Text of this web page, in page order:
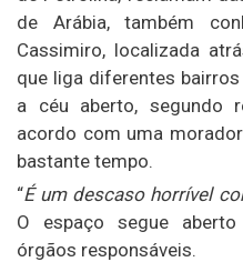
de Arábia, também
Cassimiro, localizada
que liga diferentes
a céu aberto, segundo
acordo com uma
bastante tempo.
“É um descaso horrível
O espaço segue
órgãos responsáveis.